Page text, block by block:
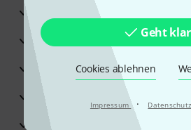
Geht klar
Cookies ablehnen
Impressum ·
30 Tage Money-Back-Garantie
Reparaturservice
Beratung durch Fachexperten
Zufriedenheitsgarantie
Europas größtes Versandlager